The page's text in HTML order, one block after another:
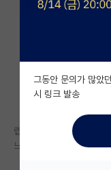
베스트 게시판
자유 게시판(아무
미국 유학 게시판
미국 대학원 합
대학원생 모집 게
랩에 들어온지 7년 동안
느낀점.
그동안 문의가 많았
시 링크 발송